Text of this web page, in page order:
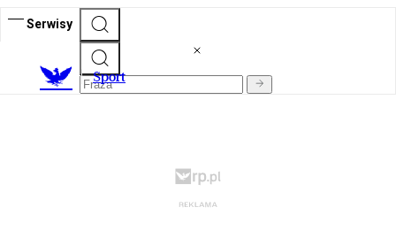
Serwisy
Sport